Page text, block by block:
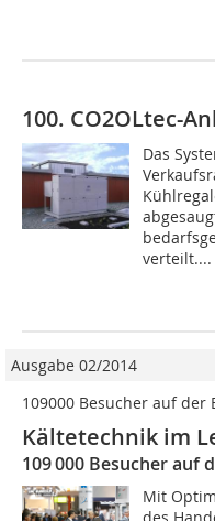
100. CO2OLtec-
Das
verteilt....
Ausgabe 02/2014
109000 Besucher auf der
Kältetechnik im
109 000 Besucher auf
Mit